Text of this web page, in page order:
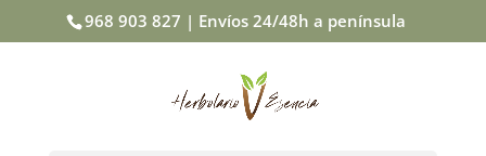
968 903 827 | Envíos 24/48h a península